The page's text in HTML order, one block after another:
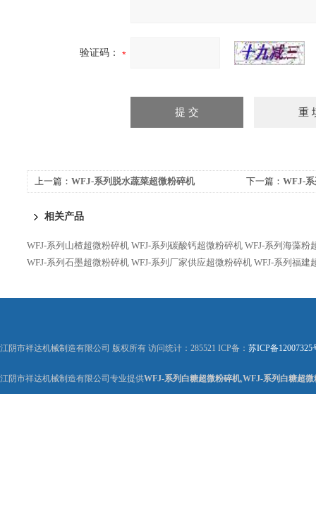
验证码：
上一篇： WFJ-系列脱水蔬菜超微粉碎机 下一篇： WFJ-
相关产品
WFJ-系列山楂超微粉碎机 WFJ-系列碳酸钙超微粉碎机 WFJ-系列海藻粉
WFJ-系列石墨超微粉碎机 WFJ-系列厂家供应超微粉碎机 WFJ-系列福建
江阴市祥达机械制造有限公司 版权所有 访问统计：285521 ICP备： 苏ICP备12007325
江阴市祥达机械制造有限公司专业提供WFJ-系列白糖超微粉碎机,WFJ-系列白糖超